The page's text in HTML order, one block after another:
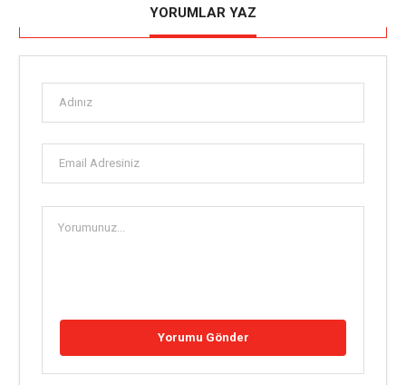
YORUMLAR YAZ